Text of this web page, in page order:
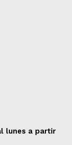
lunes a partir